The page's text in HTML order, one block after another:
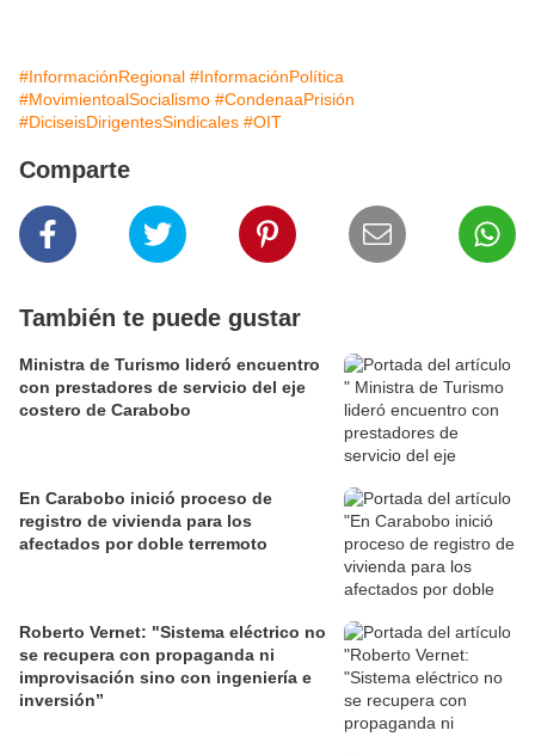
#InformaciónRegional #InformaciónPolítica
#MovimientoalSocialismo #CondenaaPrisión
#DiciseisDirigentesSindicales #OIT
Comparte
También te puede gustar
Ministra de Turismo lideró encuentro
con prestadores de servicio del eje
costero de Carabobo
En Carabobo inició proceso de
registro de vivienda para los
afectados por doble terremoto
Roberto Vernet: "Sistema eléctrico no
se recupera con propaganda ni
improvisación sino con ingeniería e
inversión”